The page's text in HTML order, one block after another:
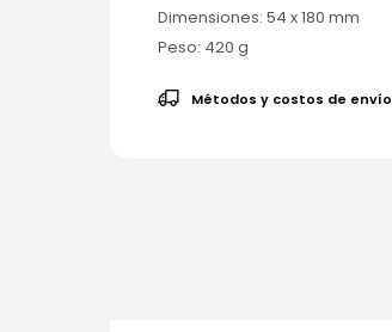
Dimensiones: 54 x 180 mm
Peso: 420 g
Métodos y costos de envío